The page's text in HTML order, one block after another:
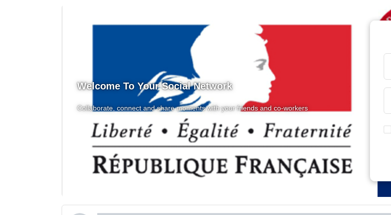
Welcome To Your Social Network
Collaborate, connect and share moments with your friends and co-workers